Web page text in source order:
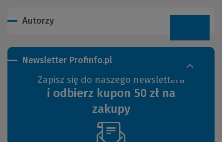
Autorzy
Newsletter Profinfo.pl
Zapisz się do naszego newslettera
i odbierz kupon 50 zł na
zakupy
(Nowe